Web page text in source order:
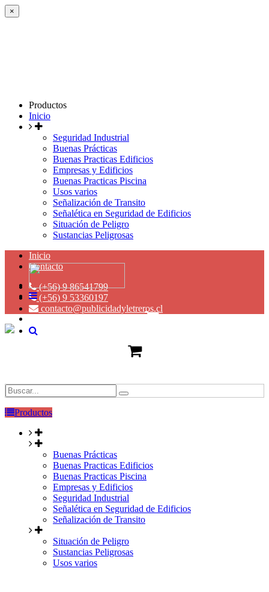
×
Productos
Inicio
Seguridad Industrial
Buenas Prácticas
Buenas Practicas Edificios
Empresas y Edificios
Buenas Practicas Piscina
Usos varios
Señalización de Transito
Señalética en Seguridad de Edificios
Situación de Peligro
Sustancias Peligrosas
Inicio
Contacto
(+56) 9 86541799
(+56) 9 53360197
contacto@publicidadyletreros.cl
Productos
Buenas Prácticas
Buenas Practicas Edificios
Buenas Practicas Piscina
Empresas y Edificios
Seguridad Industrial
Señalética en Seguridad de Edificios
Señalización de Transito
Situación de Peligro
Sustancias Peligrosas
Usos varios